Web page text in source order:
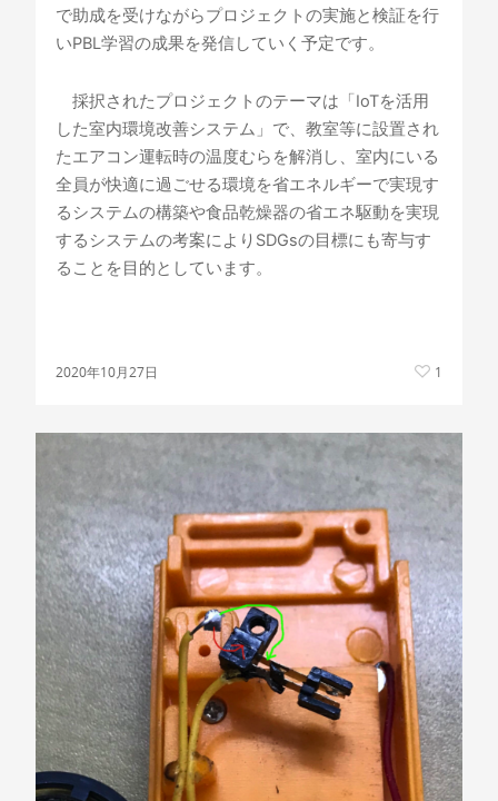
で助成を受けながらプロジェクトの実施と検証を行
いPBL学習の成果を発信していく予定です。
採択されたプロジェクトのテーマは「IoTを活用
した室内環境改善システム 」で、 教室等に設置され
たエアコン運転時の温度むらを解消し、室内にいる
全員が快適に過ごせる環境を省エネルギーで実現す
るシステムの構築や食品乾燥器の省エネ駆動を実現
するシステムの考案によりSDGsの目標にも寄与す
ることを目的としています。
2020年10月27日 1